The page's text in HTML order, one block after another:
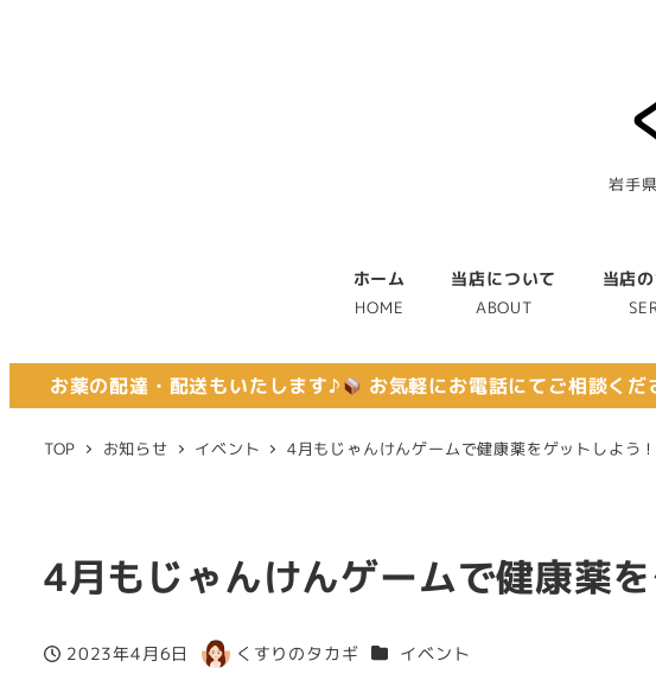
岩手
ホーム
HOME
当店について
ABOUT
当店
お薬の配達・配送もいたします♪ お気軽にお電話にてご相談くだ
TOP お知らせ イベント 4月もじゃんけんゲームで健康薬をゲットしよう！
4月もじゃんけんゲームで健康薬を
投稿日
2023年4月6日
著
くすりのタカギ カテゴリー
イベント